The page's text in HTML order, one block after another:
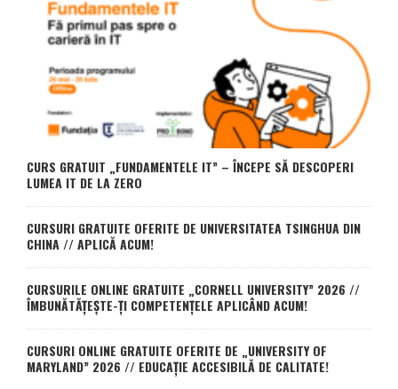
CURS GRATUIT „FUNDAMENTELE IT” – ÎNCEPE SĂ DESCOPERI
LUMEA IT DE LA ZERO
CURSURI GRATUITE OFERITE DE UNIVERSITATEA TSINGHUA DIN
CHINA // APLICĂ ACUM!
CURSURILE ONLINE GRATUITE „CORNELL UNIVERSITY” 2026 //
ÎMBUNĂTĂȚEȘTE-ȚI COMPETENȚELE APLICÂND ACUM!
CURSURI ONLINE GRATUITE OFERITE DE „UNIVERSITY OF
MARYLAND” 2026 // EDUCAȚIE ACCESIBILĂ DE CALITATE!